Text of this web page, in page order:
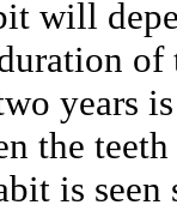
will
years
the
is